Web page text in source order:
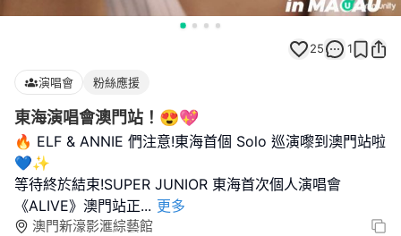
25 1
演唱會 粉絲應援
東海演唱會澳門站！😍💖
🔥 ELF & ANNIE 們注意!東海首個 Solo 巡演嚟到澳門站啦
💙✨
等待終於結束!SUPER JUNIOR 東海首次個人演唱會
《ALIVE》澳門站正... 更多
澳門新濠影滙綜藝館